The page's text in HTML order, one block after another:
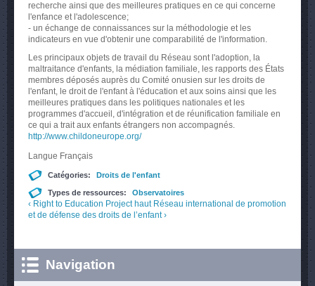
recherche ainsi que des meilleures pratiques en ce qui concerne
l'enfance et l'adolescence;
- un échange de connaissances sur la méthodologie et les
indicateurs en vue d'obtenir une comparabilité de l'information.
Les principaux objets de travail du Réseau sont l'adoption, la
maltraitance d'enfants, la médiation familiale, les rapports des États
membres déposés auprès du Comité onusien sur les droits de
l'enfant, le droit de l'enfant à l'éducation et aux soins ainsi que les
meilleures pratiques dans les politiques nationales et les
programmes d'accueil, d'intégration et de réunification familiale en
ce qui a trait aux enfants étrangers non accompagnés.
http://www.childoneurope.org/
Langue Français
Catégories: Droits de l'enfant
Types de ressources: Observatoires
‹ Right to Education Project haut Réseau international de promotion
et de défense des droits de l’enfant ›
Navigation